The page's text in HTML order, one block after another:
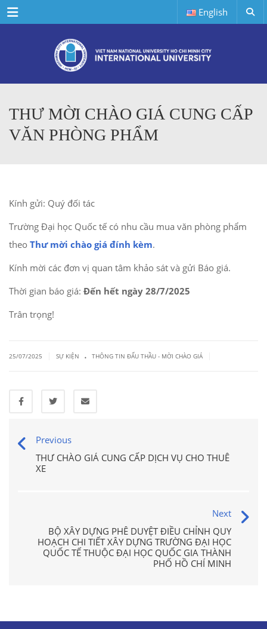
Menu English
THƯ MỜI CHÀO GIÁ CUNG CẤP
VĂN PHÒNG PHẨM
Kính gửi: Quý đối tác
Trường Đại học Quốc tế có nhu cầu mua văn phòng phẩm
theo Thư mời chào giá đính kèm.
Kính mời các đơn vị quan tâm khảo sát và gửi Báo giá.
Thời gian báo giá: Đến hết ngày 28/7/2025
Trân trọng!
25/07/2025 SỰ KIỆN . THÔNG TIN ĐẤU THẦU - MỜI CHÀO GIÁ
Previous
THƯ CHÀO GIÁ CUNG CẤP DỊCH VỤ CHO THUÊ
XE
Next
BỘ XÂY DỰNG PHÊ DUYỆT ĐIỀU CHỈNH QUY
HOẠCH CHI TIẾT XÂY DỰNG TRƯỜNG ĐẠI HỌC
QUỐC TẾ THUỘC ĐẠI HỌC QUỐC GIA THÀNH
PHỐ HỒ CHÍ MINH